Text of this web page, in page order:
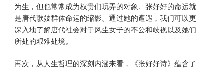
为生，但也常常成为权贵们玩弄的对象。张好好的命运就
是唐代歌妓群体命运的缩影。通过她的遭遇，我们可以更
深入地了解唐代社会对于风尘女子的不公和歧视以及她们
所处的艰难处境。
再次，从人生哲理的深刻内涵来看，《张好好诗》蕴含了